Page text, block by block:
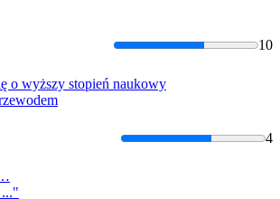
10
o wyższy stopień naukowy
4